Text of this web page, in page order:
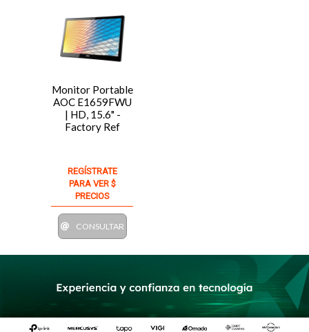
Monitor Portable
AOC E1659FWU
| HD, 15.6" -
Factory Ref
REGÍSTRATE
PARA VER $
PRECIOS
CONSULTAR